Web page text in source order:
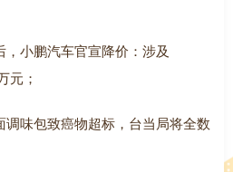
小鹏汽车官宣降价：涉及
元；
味包致癌物超标，台当局将全数